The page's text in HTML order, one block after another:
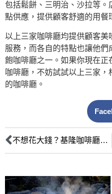
包括鬆餅、三明治、沙拉等
點供應，提供顧客舒適的用餐
以上三家咖啡廳均提供顧客
服務，而各自的特點也讓他們
飽咖啡廳之一。如果你現在
咖啡廳，不妨試試以上三家
的咖啡廳。
不想花大錢？基隆咖啡廳吃到飽 TOP 5 必去！